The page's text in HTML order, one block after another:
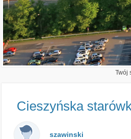
Twój
Cieszyńska
szawinski